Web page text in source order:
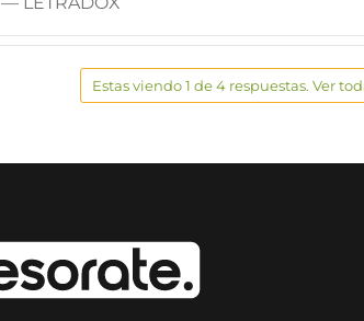
Estas viendo 1 de 4 respuestas. Ver